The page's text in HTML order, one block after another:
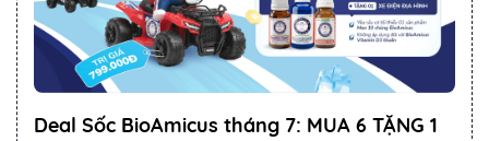
Deal Sốc BioAmicus tháng 7: MUA 6 TẶNG 1